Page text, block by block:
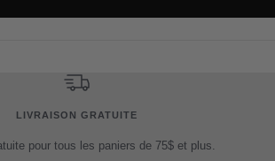
LIVRAISON GRATUITE
pour tous les paniers de 75$ et plus.